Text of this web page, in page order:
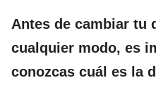
Antes de cambiar tu
cualquier modo, es
conozcas cuál es la